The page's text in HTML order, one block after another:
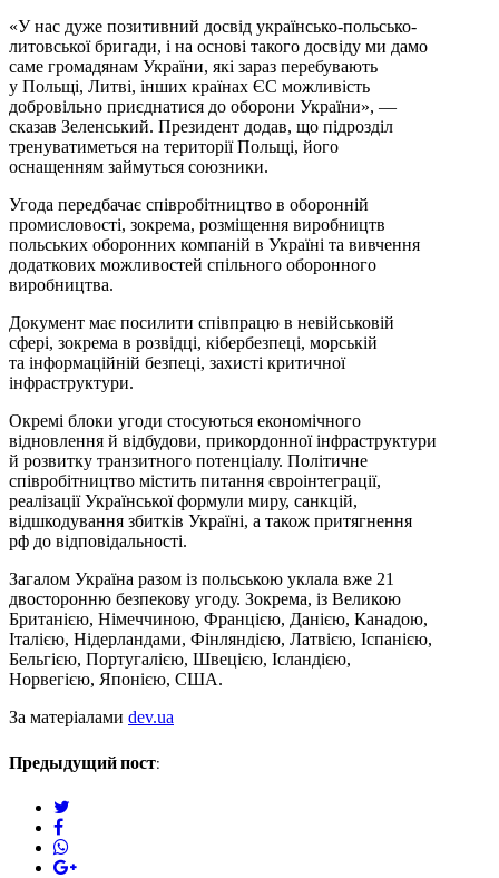
«У нас дуже позитивний досвід українсько-польсько-
литовської бригади, і на основі такого досвіду ми дамо
саме громадянам України, які зараз перебувають
у Польщі, Литві, інших країнах ЄС можливість
добровільно приєднатися до оборони України», —
сказав Зеленський. Президент додав, що підрозділ
тренуватиметься на території Польщі, його
оснащенням займуться союзники.
Угода передбачає співробітництво в оборонній
промисловості, зокрема, розміщення виробництв
польських оборонних компаній в Україні та вивчення
додаткових можливостей спільного оборонного
виробництва.
Документ має посилити співпрацю в невійськовій
сфері, зокрема в розвідці, кібербезпеці, морській
та інформаційній безпеці, захисті критичної
інфраструктури.
Окремі блоки угоди стосуються економічного
відновлення й відбудови, прикордонної інфраструктури
й розвитку транзитного потенціалу. Політичне
співробітництво містить питання євроінтеграції,
реалізації Української формули миру, санкцій,
відшкодування збитків Україні, а також притягнення
рф до відповідальності.
Загалом Україна разом із польською уклала вже 21
двосторонню безпекову угоду. Зокрема, із Великою
Британією, Німеччиною, Францією, Данією, Канадою,
Італією, Нідерландами, Фінляндією, Латвією, Іспанією,
Бельгією, Португалією, Швецією, Ісландією,
Норвегією, Японією, США.
За матеріалами dev.ua
Предыдущий пост:
facebook
google+